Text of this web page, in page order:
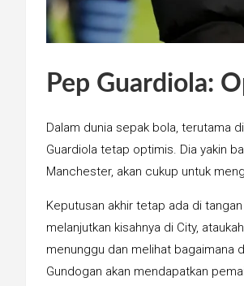
Pep Guardiola:
Dalam dunia sepak bola, terutama
Guardiola tetap optimis. Dia yakin
Manchester, akan cukup untuk
Keputusan akhir tetap ada di
melanjutkan kisahnya di City,
menunggu dan melihat bagaimana
Gundogan akan mendapatkan